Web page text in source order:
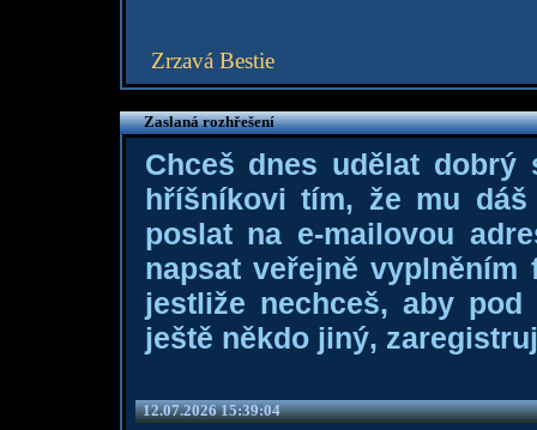
Zrzavá Bestie
Zaslaná rozhřešení
Chceš dnes udělat dobrý
hříšníkovi tím, že mu
poslat na e-mailovou
napsat veřejně
jestliže nechceš, aby
ještě někdo jiný,
12.07.2026 15:39:04